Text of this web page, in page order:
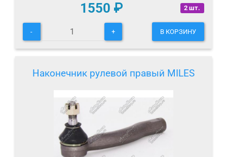
2 шт.
1550 ₽
- + В КОРЗИНУ
Наконечник рулевой правый MILES